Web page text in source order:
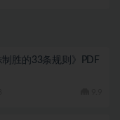
胜的33条规则》PDF